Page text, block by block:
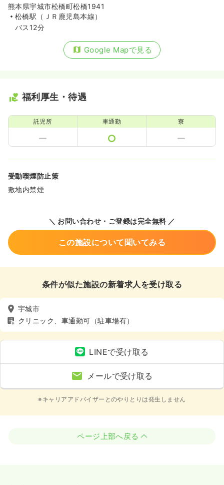
熊本県宇城市松橋町松橋1941
松橋駅（ＪＲ鹿児島本線）
バス12分
Google Mapで見る
福利厚生・待遇
託児所 車通勤 寮
受動喫煙防止策
敷地内禁煙
＼ お問い合わせ・ご登録は完全無料 ／
この施設について聞いてみる
条件が似た施設の新着求人を受け取る
宇城市
クリニック、車通勤可（駐車場有）
LINEで受け取る
メールで受け取る
※キャリアアドバイザーとのやりとりは発生しません
ページ上部へ戻る